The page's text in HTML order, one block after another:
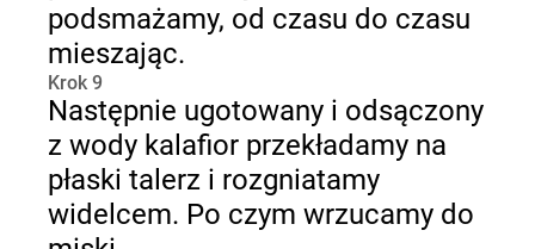
podsmażamy, od czasu do czasu
mieszając.
Krok 9
Następnie ugotowany i odsączony
z wody kalafior przekładamy na
płaski talerz i rozgniatamy
widelcem. Po czym wrzucamy do